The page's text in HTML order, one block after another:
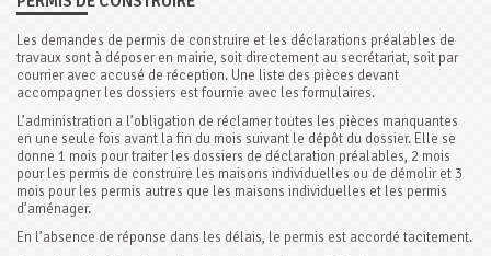
Les demandes de permis de construire et les déclarations préalables de
travaux sont à déposer en mairie, soit directement au secrétariat, soit par
courrier avec accusé de réception. Une liste des pièces devant
accompagner les dossiers est fournie avec les formulaires.
L’administration a l’obligation de réclamer toutes les pièces manquantes
en une seule fois avant la fin du mois suivant le dépôt du dossier. Elle se
donne 1 mois pour traiter les dossiers de déclaration préalables, 2 mois
pour les permis de construire les maisons individuelles ou de démolir et 3
mois pour les permis autres que les maisons individuelles et les permis
d’aménager.
En l’absence de réponse dans les délais, le permis est accordé tacitement.